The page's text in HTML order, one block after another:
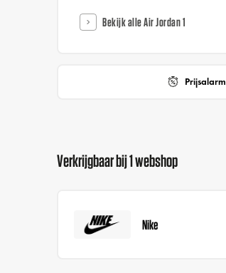
Bekijk alle Air Jordan 1
Prijsalarm
Verkrijgbaar bij 1 webshop
Nike